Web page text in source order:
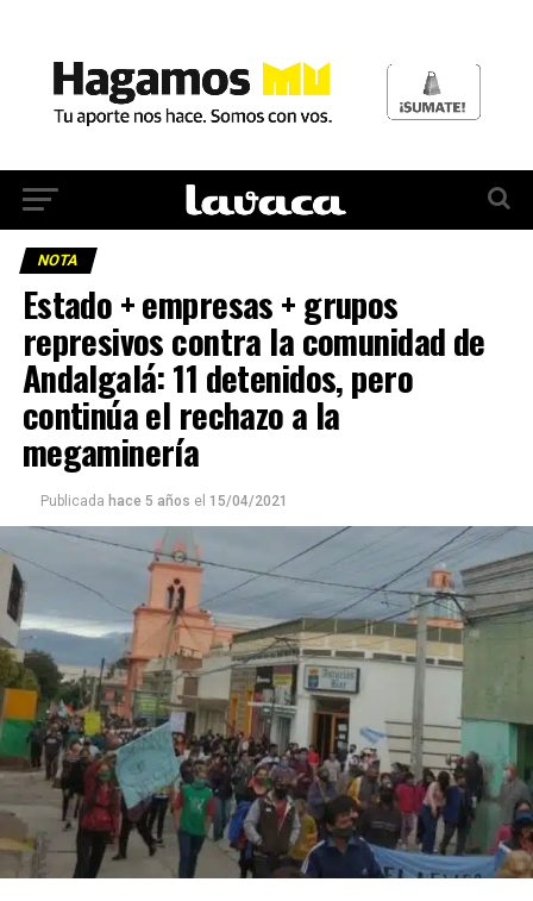
NOTA
Estado + empresas + grupos
represivos contra la comunidad de
Andalgalá: 11 detenidos, pero
continúa el rechazo a la
megaminería
Publicada hace 5 años el 15/04/2021